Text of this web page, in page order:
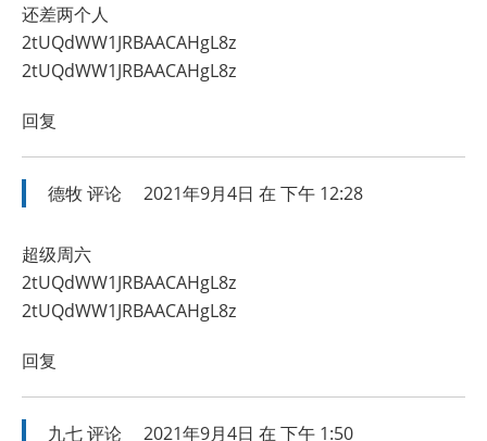
还差两个人
2tUQdWW1JRBAACAHgL8z
2tUQdWW1JRBAACAHgL8z
回复
德牧评论 2021年9月4日 在 下午 12:28
超级周六
2tUQdWW1JRBAACAHgL8z
2tUQdWW1JRBAACAHgL8z
回复
九七评论 2021年9月4日 在 下午 1:50